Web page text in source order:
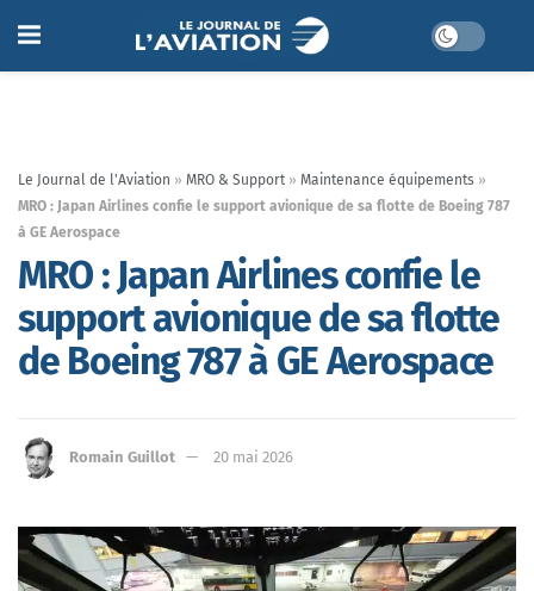
Le Journal de l'Aviation » MRO & Support » Maintenance équipements »
MRO : Japan Airlines confie le support avionique de sa flotte de Boeing 787
à GE Aerospace
MRO : Japan Airlines confie le
support avionique de sa flotte
de Boeing 787 à GE Aerospace
Romain Guillot 20 mai 2026